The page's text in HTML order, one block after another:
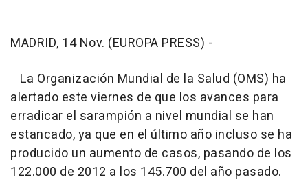
MADRID, 14 Nov. (EUROPA PRESS) -
La Organización Mundial de la Salud (OMS) ha
alertado este viernes de que los avances para
erradicar el sarampión a nivel mundial se han
estancado, ya que en el último año incluso se ha
producido un aumento de casos, pasando de los
122.000 de 2012 a los 145.700 del año pasado.